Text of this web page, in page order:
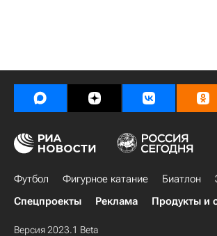
Футбол Фигурное катание Биатлон
Спецпроекты
Реклама Продукты и
Версия 2023.1 Beta